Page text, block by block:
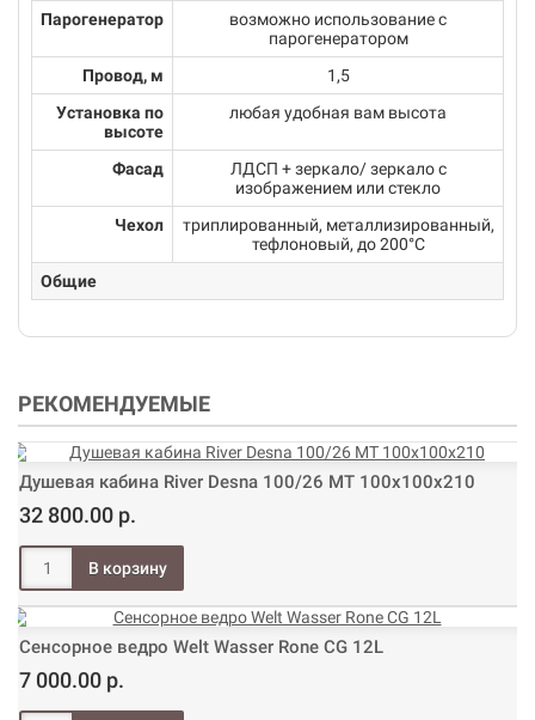
Парогенератор
возможно использование с
парогенератором
Провод, м
1,5
Установка по
высоте
любая удобная вам высота
Фасад
ЛДСП + зеркало/ зеркало с
изображением или стекло
Чехол
триплированный, металлизированный,
тефлоновый, до 200°С
Общие
РЕКОМЕНДУЕМЫЕ
Душевая кабина River Desna 100/26 МТ 100х100х210
32 800.00 р.
Сенсорное ведро Welt Wasser Rone CG 12L
7 000.00 р.